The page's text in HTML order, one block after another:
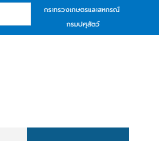
กระทรวงเกษตรและสหกรณ์
กรมปศุสัตว์